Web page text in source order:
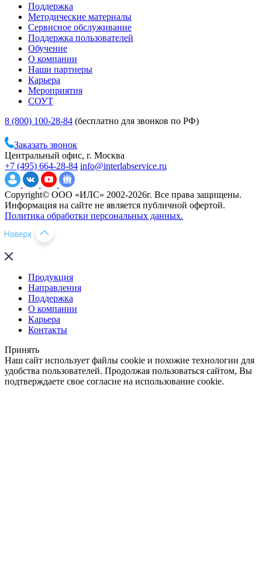
Поддержка
Методические материалы
Сервисное обслуживание
Поддержка пользователей
Обучение
О компании
Наши партнеры
Карьера
Мероприятия
СОУТ
8 (800) 100-28-84 (бесплатно для звонков по РФ)
Заказать звонок
Центральный офис, г. Москва
+7 (495) 664-28-84 info@interlabservice.ru
Copyright© ООО «ИЛС» 2002-2026г. Все права защищены.
Информация на сайте не является публичной офертой.
Политика обработки персональных данных.
Продукция
Направления
Поддержка
О компании
Карьера
Контакты
Принять
Наш сайт использует файлы cookie и похожие технологии для
удобства пользователей. Продолжая пользоваться сайтом, Вы
подтверждаете свое согласие на использование cookie.